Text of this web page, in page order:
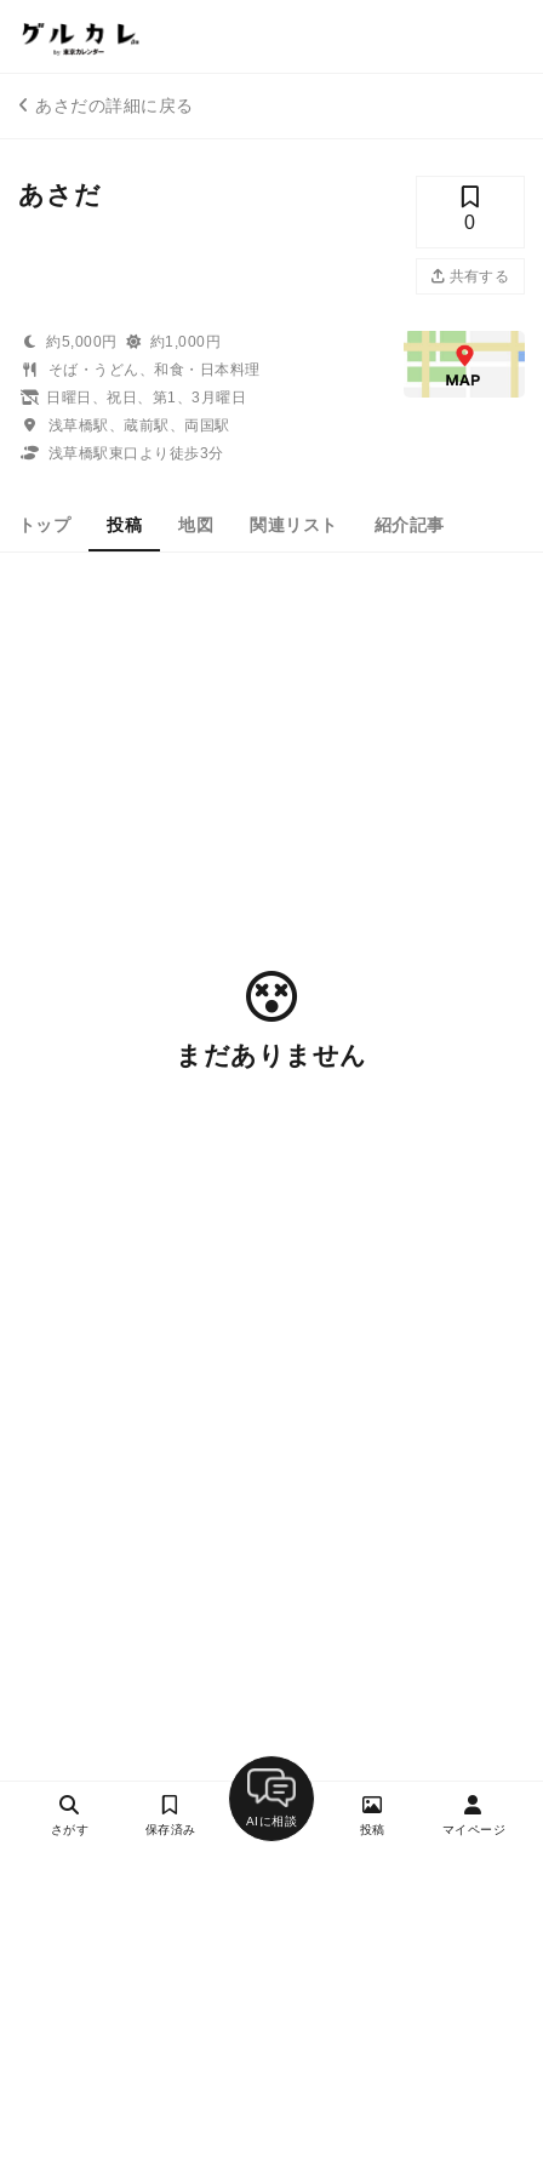
あさだの詳細に戻る
あさだ
0
共有する
約5,000円
約1,000円
そば・うどん、和食・日本料理
日曜日、祝日、第1、3月曜日
浅草橋駅、蔵前駅、両国駅
浅草橋駅東口より徒歩3分
トップ 投稿 地図 関連リスト 紹介記事
まだありません
さがす 保存済み
AIに相談
投稿 マイページ